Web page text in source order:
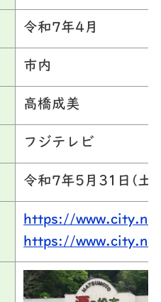
令和7年4月
市内
高橋成美
フジテレビ
令和7年5月31日(土
https://
https://